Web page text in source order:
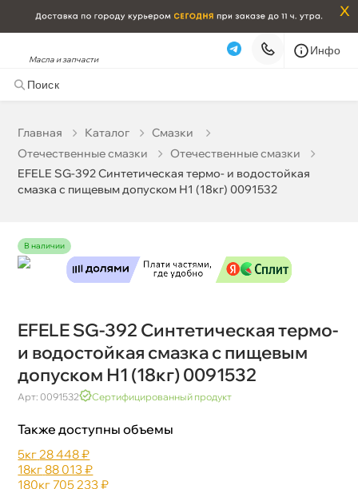
x
Масла и запчасти
Инфо
Главная Катало
Смазки
Отечественные смазки
Отечественные смазки
EFELE SG-392 Синтетическая термо- и водостойкая
смазка c пищевым допуском Н1 (18кг) 0091532
наличии
EFELE SG-392 Синтетическая термо-
и водостойкая смазка c пищевым
допуском Н1 (18кг) 0091532
Арт: 0091532 Сертифицированный продукт
Также доступны объемы
5к 28 448 ₽
18к88 013 ₽
180к705 233 ₽
EFELE SG-392 Синтетическая термо- и водостойкая
Бесплатная Завтра, 08.08 (при заказе от 2000₽)
Срочная за 2 ч – 399 ₽
Карта Список